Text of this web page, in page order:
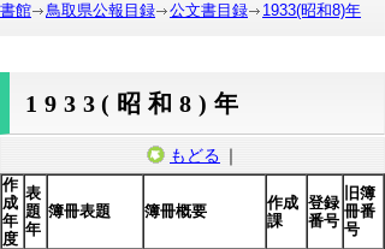
書館
鳥取県公報目録 公文書目録 1933(昭和8)年
1933(昭和8)年
もどる ｜
作
成
年
度
表
題
年
簿冊表題 簿冊概要
作成
課
登録
番号
旧簿
冊番
号